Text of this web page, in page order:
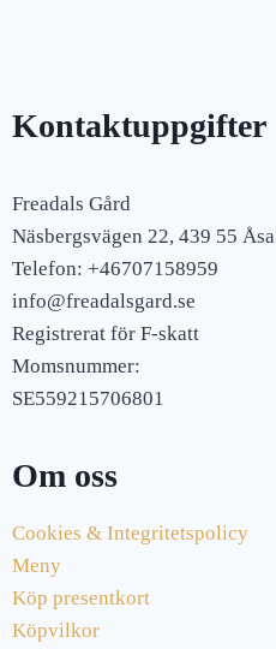
Kontaktuppgifter
Freadals Gård
Näsbergsvägen 22, 439 55 Åsa
Telefon: +46707158959
info@freadalsgard.se
Registrerat för F-skatt
Momsnummer:
SE559215706801
Om oss
Cookies & Integritetspolicy
Meny
Köp presentkort
Köpvilkor